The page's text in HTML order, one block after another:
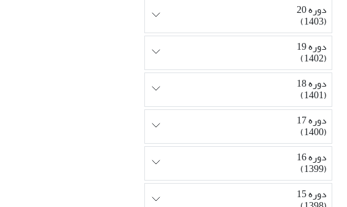
دوره 20
(1403)
دوره 19
(1402)
دوره 18
(1401)
دوره 17
(1400)
دوره 16
(1399)
دوره 15